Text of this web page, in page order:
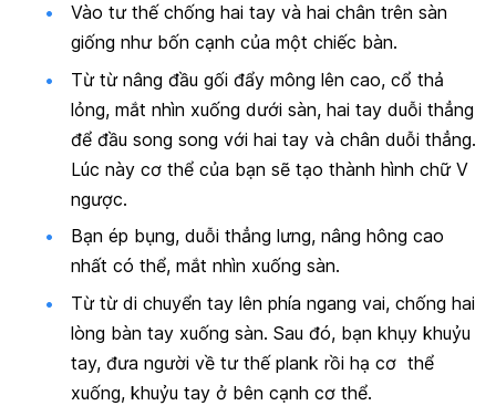
Vào tư thế chống hai tay và hai chân trên sàn
giống như bốn cạnh của một chiếc bàn.
Từ từ nâng đầu gối đẩy mông lên cao, cổ thả
lỏng, mắt nhìn xuống dưới sàn, hai tay duỗi thẳng
để đầu song song với hai tay và chân duỗi thẳng.
Lúc này cơ thể của bạn sẽ tạo thành hình chữ V
ngược.
Bạn ép bụng, duỗi thẳng lưng, nâng hông cao
nhất có thể, mắt nhìn xuống sàn.
Từ từ di chuyển tay lên phía ngang vai, chống hai
lòng bàn tay xuống sàn. Sau đó, bạn khụy khuỷu
tay, đưa người về tư thế plank rồi hạ cơ thể
xuống, khuỷu tay ở bên cạnh cơ thể.